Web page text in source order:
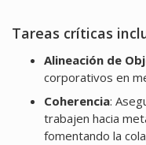
Tareas críticas
Alineación de
corporativos en
Coherencia:
trabajen hacia
fomentando la